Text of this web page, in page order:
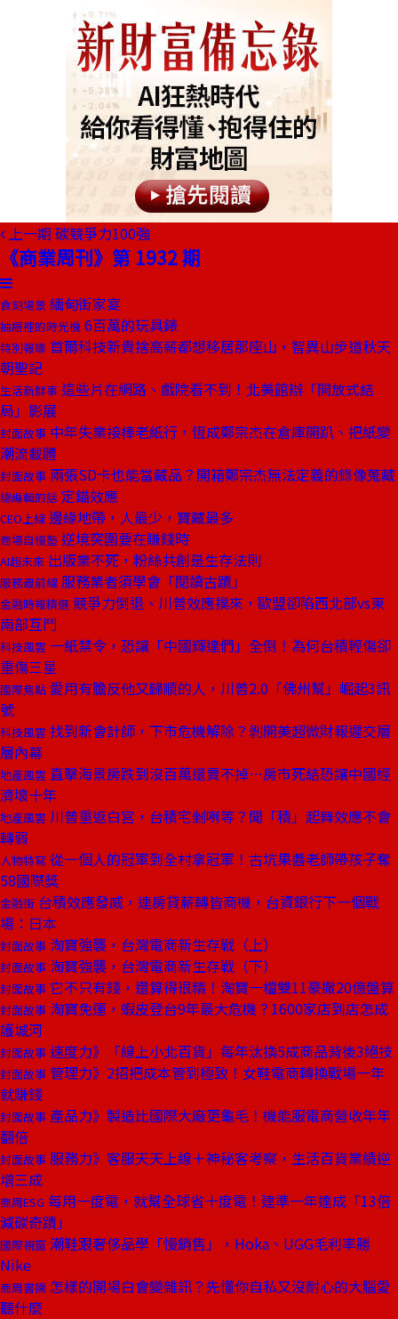
上一期 碳競爭力100強
《商業周刊》第 1932 期
食刻場景 緬甸街家宴
抽屜裡的時光機 6百萬的玩具錶
特別報導 首爾科技新貴捨高薪都想移居那座山，智異山步道秋天
朝聖記
生活新鮮事 這些片在網路、戲院看不到！北美館辦「開放式結
局」影展
封面故事 中年失業接棒老紙行，恆成鄭宗杰在倉庫開趴、把紙變
潮流載體
封面故事 兩張SD卡也能當藏品？開箱鄭宗杰無法定義的錄像蒐藏
總編輯的話 定錨效應
CEO上線 邊緣地帶，人最少，寶藏最多
商場自慢塾 逆境突圍要在賺錢時
AI超未來 出版業不死，粉絲共創是生存法則
服務最前線 服務業者須學會「閱讀古蹟」
金融時報精選 競爭力倒退、川普效應撲來，歐盟卻陷西北部vs東
南部互鬥
科技風雲 一紙禁令，恐讓「中國輝達們」全倒！為何台積輕傷卻
重傷三星
國際焦點 愛用有膽反他又歸順的人，川普2.0「佛州幫」崛起3訊
號
科技風雲 找到新會計師，下市危機解除？剝開美超微財報遲交層
層內幕
地產風雲 直擊海景房跌到沒百萬還賣不掉⋯房市死結恐讓中國經
濟壞十年
地產風雲 川普重返白宮，台積宅剉咧等？聞「積」起舞效應不會
轉弱
人物特寫 從一個人的冠軍到全村拿冠軍！古坑果醬老師帶孩子奪
58國際獎
金融街 台積效應發威，連房貸薪轉皆商機，台資銀行下一個戰
場：日本
封面故事 淘寶強襲，台灣電商新生存戰（上）
封面故事 淘寶強襲，台灣電商新生存戰（下）
封面故事 它不只有錢，還算得很精！淘寶一檔雙11豪撒20億盤算
封面故事 淘寶免運，蝦皮登台9年最大危機？1600家店到店怎成
護城河
封面故事 速度力》「線上小北百貨」每年汰換5成商品背後3絕技
封面故事 管理力》2招把成本管到極致！女鞋電商轉換戰場一年
就賺錢
封面故事 產品力》製造比國際大廠更龜毛！機能服電商營收年年
翻倍
封面故事 服務力》客服天天上線＋神秘客考察，生活百貨業績逆
增三成
商周ESG 每用一度電，就幫全球省十度電！建準一年達成「13倍
減碳奇蹟」
國際視窗 潮鞋跟奢侈品學「慢銷售」，Hoka、UGG毛利率勝
Nike
商周書摘 怎樣的開場白會變雜訊？先懂你自私又沒耐心的大腦愛
聽什麼